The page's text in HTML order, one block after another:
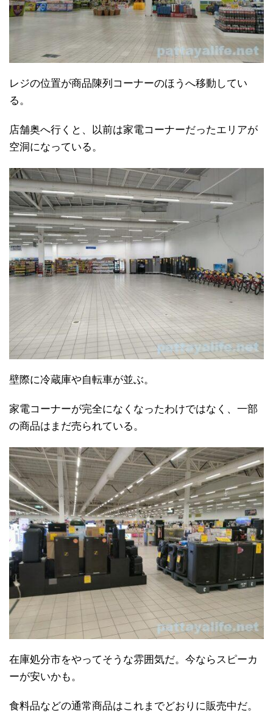
レジの位置が商品陳列コーナーのほうへ移動してい
る。
店舗奥へ行くと、以前は家電コーナーだったエリアが
空洞になっている。
壁際に冷蔵庫や自転車が並ぶ。
家電コーナーが完全になくなったわけではなく、一部
の商品はまだ売られている。
在庫処分市をやってそうな雰囲気だ。今ならスピーカ
ーが安いかも。
食料品などの通常商品はこれまでどおりに販売中だ。